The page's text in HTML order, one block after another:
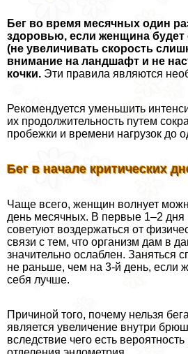
Бег во время мecячных один
здоровью, если женщина будет
(не увеличивать скорость
внимание на ландшафт и не
кочки. Эти правила являются
Рекомендуется уменьшить
их продолжительность путем
пробежки и времени нагрузок до
Бег в начале критических
Чаще всего, женщин волнует
день мecячных. В первые 1–2 дня
советуют воздержаться от
связи с тем, что организм дам в
значительно ослаблен. Заняться
не раньше, чем на 3-й день, если
себя лучше.
Причиной того, почему нельзя
является увеличение внутри
вследствие чего есть